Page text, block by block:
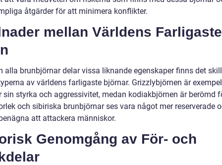
åtgärder för att minimera konflikter.
mellan Världens Farligaste
alla brunbjörnar delar vissa liknande egenskaper finns det
av världens farligaste björnar. Grizzlybjörnen är
sin styrka och aggressivitet, medan kodiakbjörnen är berömd
och sibiriska brunbjörnar ses vara något mer reserverade
att attackera människor.
Genomgång av För- och